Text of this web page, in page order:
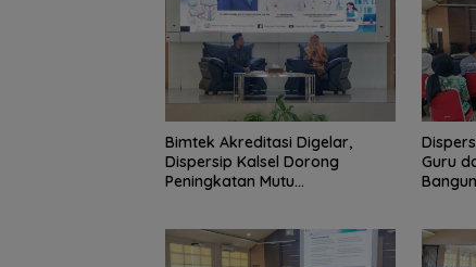
Bimtek Akreditasi Digelar,
Dispersip Kalsel Dorong
Peningkatan Mutu
Guru